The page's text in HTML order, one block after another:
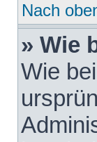
Nach
» Wie
Wie